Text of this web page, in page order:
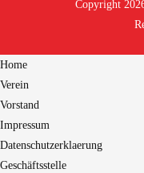
Copyright
Home
Verein
Vorstand
Impressum
Datenschutzerklaerung
Geschäftsstelle